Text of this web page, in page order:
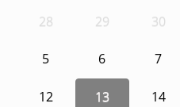
28 29 30
5 6 7
12 13 14